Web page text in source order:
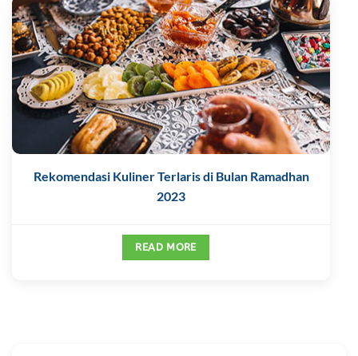
Rekomendasi Kuliner Terlaris di Bulan Ramadhan
2023
READ MORE